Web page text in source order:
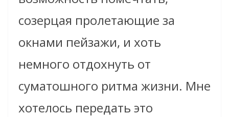
созерцая пролетающие за
окнами пейзажи, и хоть
немного отдохнуть от
суматошного ритма жизни. Мне
хотелось передать это